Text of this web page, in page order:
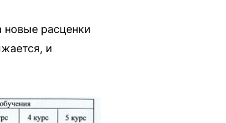
новые расценки
и